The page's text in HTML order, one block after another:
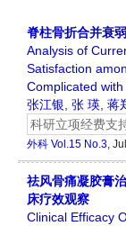
脊柱骨折合并衰
Analysis of
Satisfaction
Complicated
张江银, 张 瑛, 蒋
科研立项经费支
外科 Vol.15 No.3,
祛风骨痛凝胶膏
床疗效观察
Clinical Efficacy